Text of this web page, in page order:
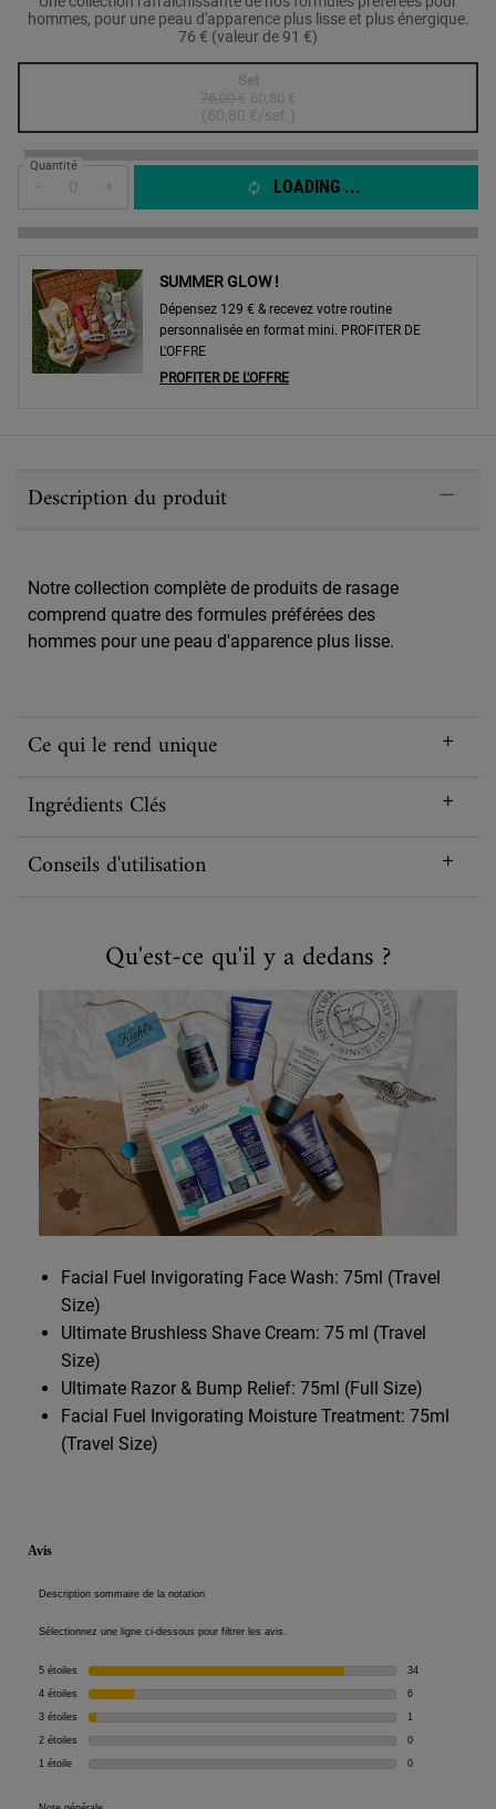
hommes, pour une peau d'apparence plus lisse et plus énergique.
76 € (valeur de 91 €)
Selected
The product variation is out of stock,
Set
Ancien prix
76,00 € Nouveau prix
60,80 €
(60,80 €/set.)
, 1 of 1
Quantité
LOADING ...
SUMMER GLOW !
Dépensez 129 € & recevez votre routine
personnalisée en format mini. PROFITER DE
L'OFFRE
PROFITER DE L'OFFRE
Description du produit
Notre collection complète de produits de rasage
comprend quatre des formules préférées des
hommes pour une peau d'apparence plus lisse.
Ce qui le rend unique
Ingrédients Clés
Conseils d'utilisation
Qu'est-ce qu'il y a dedans ?
Facial Fuel Invigorating Face Wash: 75ml (Travel
Size)
Ultimate Brushless Shave Cream: 75 ml (Travel
Size)
Ultimate Razor & Bump Relief: 75ml (Full Size)
Facial Fuel Invigorating Moisture Treatment: 75ml
(Travel Size)